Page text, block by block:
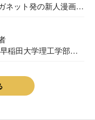
ネット発の新人漫画
稲田大学理工学部物